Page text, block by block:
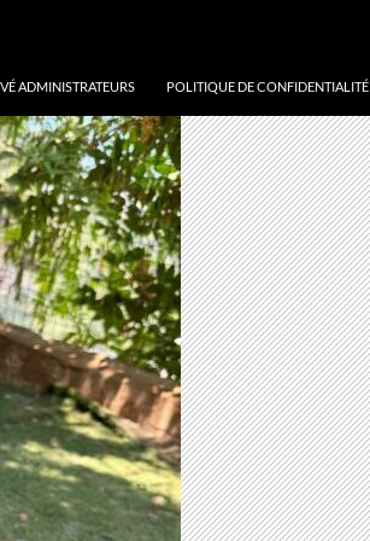
ADMINISTRATEURS POLITIQUE DE CONFIDENTIALITÉ